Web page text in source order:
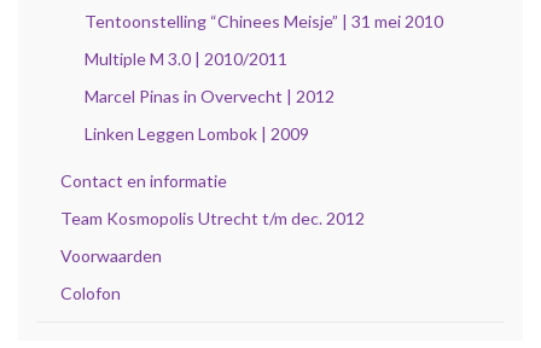
Tentoonstelling “Chinees Meisje” | 31 mei 2010
Multiple M 3.0 | 2010/2011
Marcel Pinas in Overvecht | 2012
Linken Leggen Lombok | 2009
Contact en informatie
Team Kosmopolis Utrecht t/m dec. 2012
Voorwaarden
Colofon